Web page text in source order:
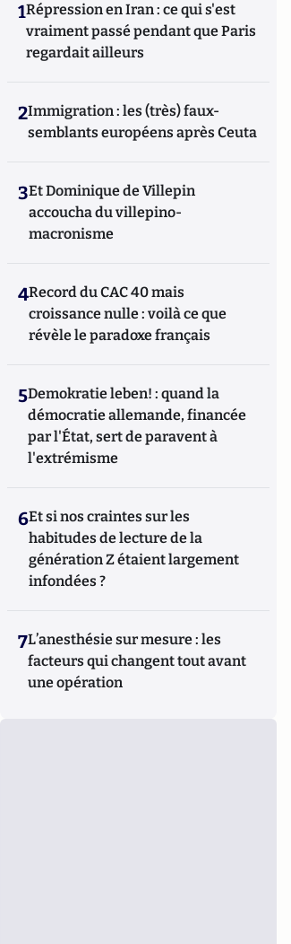
1Répression en Iran : ce qui s'est
vraiment passé pendant que Paris
regardait ailleurs
2Immigration : les (très) faux-
semblants européens après Ceuta
3Et Dominique de Villepin
accoucha du villepino-
macronisme
4Record du CAC 40 mais
croissance nulle : voilà ce que
révèle le paradoxe français
5Demokratie leben! : quand la
démocratie allemande, financée
par l'État, sert de paravent à
l'extrémisme
6Et si nos craintes sur les
habitudes de lecture de la
génération Z étaient largement
infondées ?
7L’anesthésie sur mesure : les
facteurs qui changent tout avant
une opération